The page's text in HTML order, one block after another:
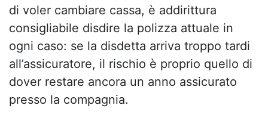
di voler cambiare cassa, è addirittura
consigliabile disdire la polizza attuale in
ogni caso: se la disdetta arriva troppo tardi
all’assicuratore, il rischio è proprio quello di
dover restare ancora un anno assicurato
presso la compagnia.